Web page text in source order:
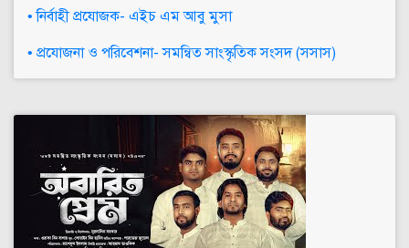
• নির্বাহী প্রযোজক- এইচ এম আবু মুসা
• প্রযোজনা ও পরিবেশনা- সমন্বিত সাংস্কৃতিক সংসদ (সসাস)